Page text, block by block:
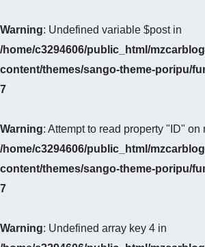
Warning: Undefined variable $post in
/home/c3294606/public_html/
content/themes/sango-theme-poripu/
7
Warning: Attempt to read property "ID" on
/home/c3294606/public_html/
content/themes/sango-theme-poripu/
7
Warning: Undefined array key 4 in